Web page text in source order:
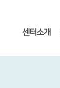
센터소개